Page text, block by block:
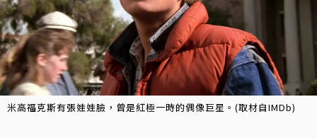
米高福克斯有張娃娃臉，曾是紅極一時的偶像巨星。(取材自IMDb)